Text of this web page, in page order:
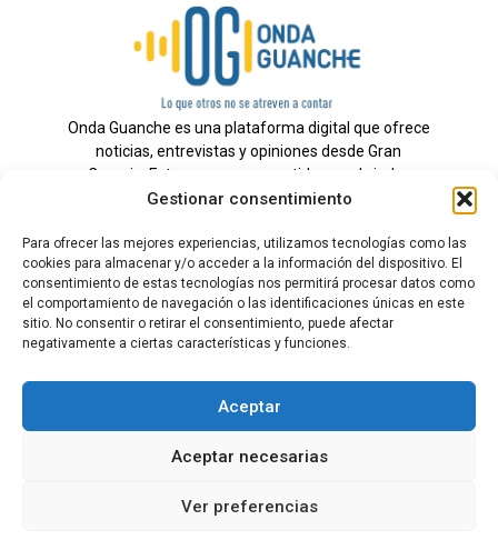
Gestionar consentimiento
Para ofrecer las mejores experiencias, utilizamos tecnologías como las
cookies para almacenar y/o acceder a la información del dispositivo. El
consentimiento de estas tecnologías nos permitirá procesar datos como
el comportamiento de navegación o las identificaciones únicas en este
sitio. No consentir o retirar el consentimiento, puede afectar
negativamente a ciertas características y funciones.
Aceptar
Aceptar necesarias
Ver preferencias
Onda Guanche es una plataforma digital que ofrece
noticias, entrevistas y opiniones desde Gran
Canaria. Estamos comprometidos con brindar
información veraz y un periodismo independiente a
Todos los derechos reservados.
Radio
Contacto
Aviso Legal